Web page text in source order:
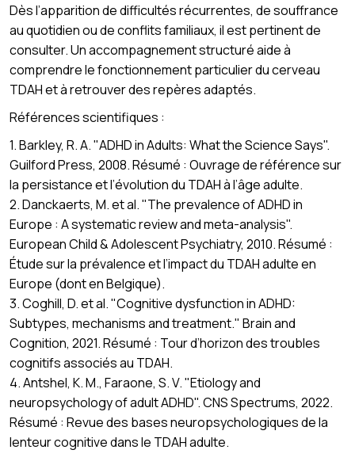
Dès l’apparition de difficultés récurrentes, de souffrance
au quotidien ou de conflits familiaux, il est pertinent de
consulter. Un accompagnement structuré aide à
comprendre le fonctionnement particulier du cerveau
TDAH et à retrouver des repères adaptés.
Références scientifiques :
1. Barkley, R. A. "ADHD in Adults: What the Science Says".
Guilford Press, 2008. Résumé : Ouvrage de référence sur
la persistance et l’évolution du TDAH à l’âge adulte.
2. Danckaerts, M. et al. "The prevalence of ADHD in
Europe : A systematic review and meta-analysis".
European Child & Adolescent Psychiatry, 2010. Résumé :
Étude sur la prévalence et l’impact du TDAH adulte en
Europe (dont en Belgique).
3. Coghill, D. et al. "Cognitive dysfunction in ADHD:
Subtypes, mechanisms and treatment." Brain and
Cognition, 2021. Résumé : Tour d’horizon des troubles
cognitifs associés au TDAH.
4. Antshel, K. M., Faraone, S. V. "Etiology and
neuropsychology of adult ADHD". CNS Spectrums, 2022.
Résumé : Revue des bases neuropsychologiques de la
lenteur cognitive dans le TDAH adulte.